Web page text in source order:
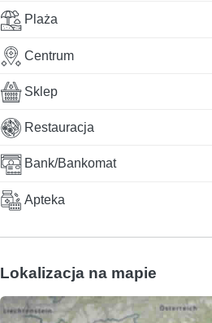
Plaża
Centrum
Sklep
Restauracja
Bank/Bankomat
Apteka
Lokalizacja na mapie